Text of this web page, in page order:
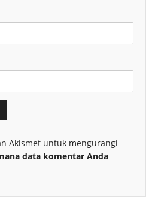
Akismet untuk mengurangi
data komentar Anda